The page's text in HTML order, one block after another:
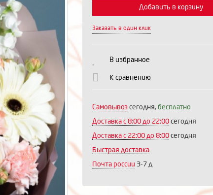
Выберите количество:
Продолжить Отмена
Добавить в корзину
Заказать в один клик
В избранное
К сравнению
Самовывоз сегодня, бесплатно
Доставка c 8:00 до 22:00 сегодня
Доставка с 22:00 до 8:00 сегодня
Быстрая доставка
Почта россии 3-7 д